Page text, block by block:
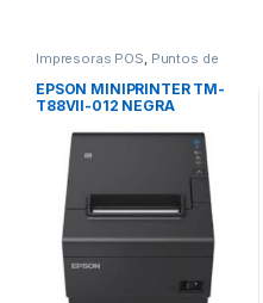
Impresoras POS, Puntos de
Venta y Códigos de Barra
EPSON MINIPRINTER TM-
T88VII-012 NEGRA
4YEAR WAR